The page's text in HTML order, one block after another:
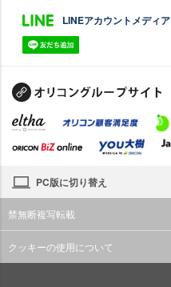
LINEアカウントメディア
PC版に切り替え
禁無断複写転載
クッキーの使用について